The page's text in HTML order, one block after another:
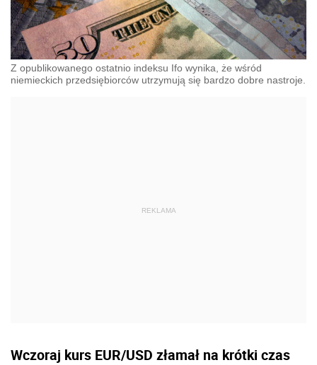
Z opublikowanego ostatnio indeksu Ifo wynika, że wśród
niemieckich przedsiębiorców utrzymują się bardzo dobre nastroje.
Wczoraj kurs EUR/USD złamał na krótki czas